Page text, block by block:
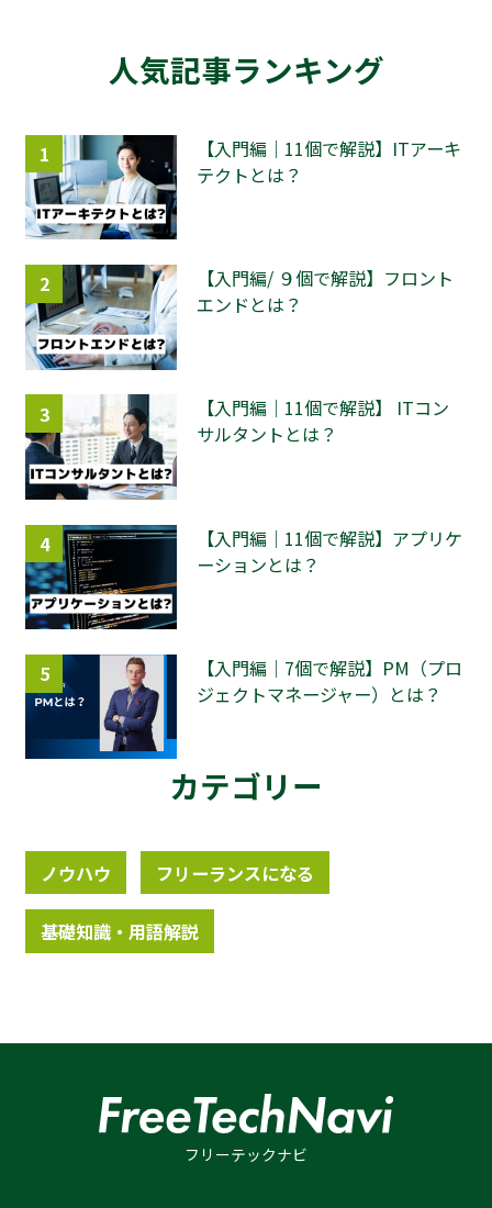
人気記事ランキング
1
【入門編｜11個で解説】ITアーキ
テクトとは？
2
【入門編/ ９個で解説】フロント
エンドとは？
3
【入門編｜11個で解説】 ITコン
サルタントとは？
4
【入門編｜11個で解説】アプリケ
ーションとは？
5
【入門編｜7個で解説】PM（プロ
ジェクトマネージャー）とは？
カテゴリー
ノウハウ フリーランスになる
基礎知識・用語解説
フリーテックナビ